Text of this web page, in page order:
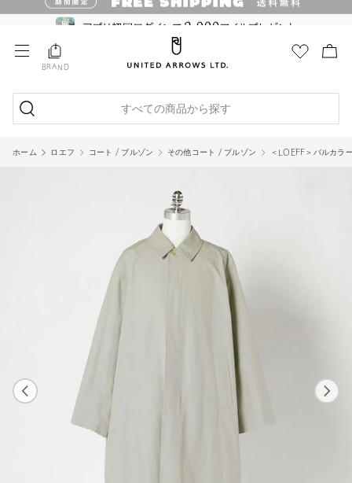
BRAND
すべての商品から探す
ホーム ロエフ コート / ブルゾン その他コート / ブルゾン ＜LOEFF＞バルカラ